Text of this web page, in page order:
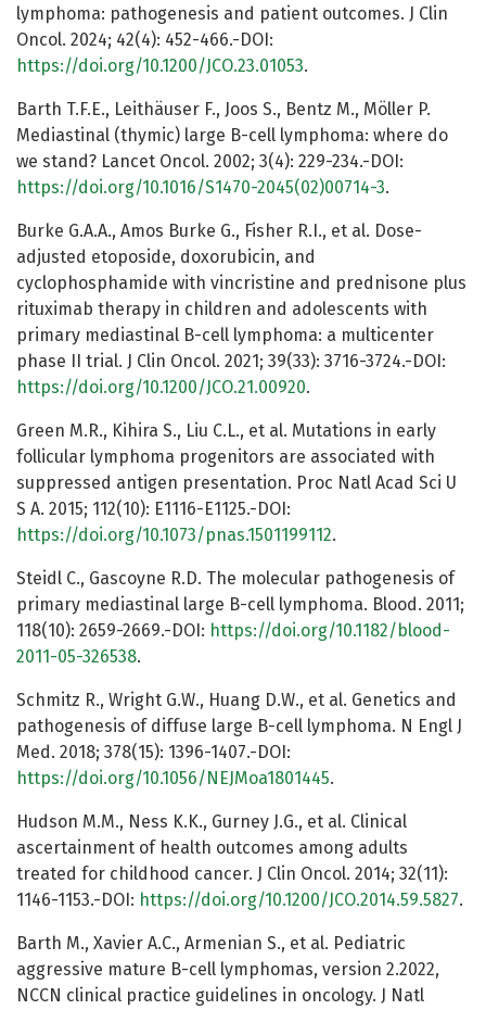
lymphoma: pathogenesis and patient outcomes. J Clin
Oncol. 2024; 42(4): 452-466.-DOI:
https://doi.org/10.1200/JCO.23.01053.
Barth T.F.E., Leithäuser F., Joos S., Bentz M., Möller P.
Mediastinal (thymic) large B-cell lymphoma: where do
we stand? Lancet Oncol. 2002; 3(4): 229-234.-DOI:
https://doi.org/10.1016/S1470-2045(02)00714-3.
Burke G.A.A., Amos Burke G., Fisher R.I., et al. Dose-
adjusted etoposide, doxorubicin, and
cyclophosphamide with vincristine and prednisone plus
rituximab therapy in children and adolescents with
primary mediastinal B-cell lymphoma: a multicenter
phase II trial. J Clin Oncol. 2021; 39(33): 3716-3724.-DOI:
https://doi.org/10.1200/JCO.21.00920.
Green M.R., Kihira S., Liu C.L., et al. Mutations in early
follicular lymphoma progenitors are associated with
suppressed antigen presentation. Proc Natl Acad Sci U
S A. 2015; 112(10): E1116-E1125.-DOI:
https://doi.org/10.1073/pnas.1501199112.
Steidl C., Gascoyne R.D. The molecular pathogenesis of
primary mediastinal large B-cell lymphoma. Blood. 2011;
118(10): 2659-2669.-DOI: https://doi.org/10.1182/blood-
2011-05-326538.
Schmitz R., Wright G.W., Huang D.W., et al. Genetics and
pathogenesis of diffuse large B-cell lymphoma. N Engl J
Med. 2018; 378(15): 1396-1407.-DOI:
https://doi.org/10.1056/NEJMoa1801445.
Hudson M.M., Ness K.K., Gurney J.G., et al. Clinical
ascertainment of health outcomes among adults
treated for childhood cancer. J Clin Oncol. 2014; 32(11):
1146-1153.-DOI: https://doi.org/10.1200/JCO.2014.59.5827.
Barth M., Xavier A.C., Armenian S., et al. Pediatric
aggressive mature B-cell lymphomas, version 2.2022,
NCCN clinical practice guidelines in oncology. J Natl